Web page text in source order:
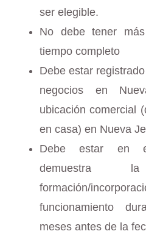
ser elegible.
No debe tener
tiempo completo
Debe estar
negocios en
ubicación comercial
en casa) en Nueva
Debe estar en
formación/
funcionamiento
meses antes de la